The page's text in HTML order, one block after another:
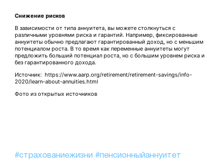
Снижение рисков
В зависимости от типа аннуитета, вы можете столкнуться с
различными уровнями риска и гарантий. Например, фиксированные
аннуитеты обычно предлагают гарантированный доход, но с меньшим
потенциалом роста. В то время как переменные аннуитеты могут
предложить больший потенциал роста, но с большим уровнем риска и
без гарантированного дохода.
Источник: https://www.aarp.org/retirement/retirement-savings/info-
2020/learn-about-annuities.html
Фото из открытых источников
#страхованиежизни #пенсионныйаннуитет